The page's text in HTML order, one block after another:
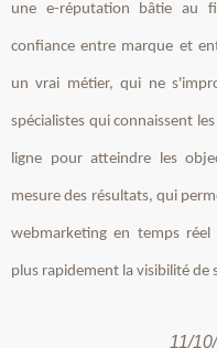
une e-réputation bâtie au
confiance entre marque et
un vrai métier, qui ne
spécialistes qui connaissent
ligne pour atteindre les
mesure des résultats, qui
webmarketing en temps
plus rapidement la visibilité de
11/